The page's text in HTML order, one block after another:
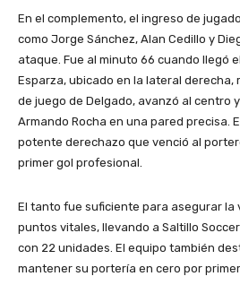
En el complemento, el ingreso de
como Jorge Sánchez, Alan Cedillo y
ataque. Fue al minuto 66 cuando llegó
Esparza, ubicado en la lateral derecha,
de juego de Delgado, avanzó al centro
Armando Rocha en una pared precisa.
potente derechazo que venció al
primer gol profesional.
El tanto fue suficiente para asegurar la
puntos vitales, llevando a Saltillo
con 22 unidades. El equipo también
mantener su portería en cero por